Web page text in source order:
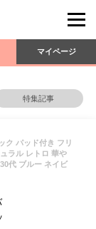
マイページ
特集記事
ク パッド付き フリ
ラル レトロ 華や
代 ブルー ネイビ